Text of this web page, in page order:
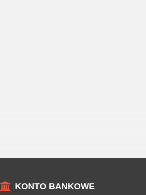
KONTO BANKOWE